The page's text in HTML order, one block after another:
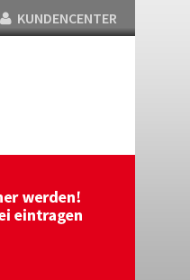
KUNDENCENTER